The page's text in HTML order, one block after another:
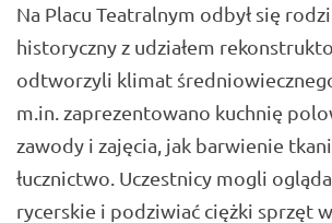
Na Placu Teatralnym odbył się
historyczny z udziałem
odtworzyli klimat
m.in. zaprezentowano kuchnię
zawody i zajęcia, jak barwienie
łucznictwo. Uczestnicy mogli
rycerskie i podziwiać ciężki sprzęt